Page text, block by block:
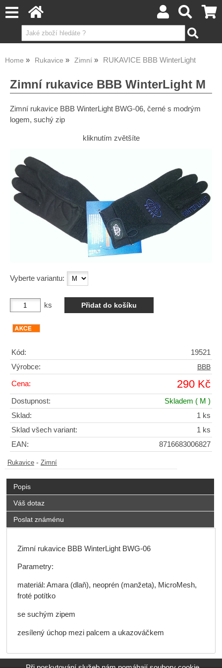
Home Rukavice Zimní RUKAVICE BBB WinterLight
Zimní rukavice BBB WinterLight M
Zimní rukavice BBB WinterLight BWG-06, černé s modrým
logem, suchý zip
kliknutím zvětšíte
Vyberte variantu:
ks
Kód:
19521
Výrobce:
BBB
Cena: 290 Kč
Dostupnost: Skladem ( M )
Sklad:
1 ks
Sklad všech variant:
1 ks
EAN:
8716683006827
Rukavice - Zimní
Popis
Váš dotaz
Poslat známénu
Zimní rukavice BBB WinterLight BWG-06
Parametry:
materiál: Amara (dlaň), neoprén (manžeta), MicroMesh,
froté potítko
se suchým zipem
zesílený úchop mezi palcem a ukazováčkem